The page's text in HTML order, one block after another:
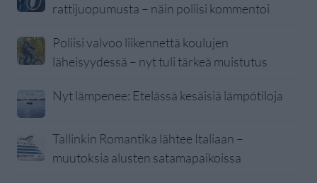
rattijuopumusta – näin poliisi kommentoi
Poliisi valvoo liikennettä koulujen
läheisyydessä – nyt tuli tärkeä muistutus
Nyt lämpenee: Etelässä kesäisiä lämpötiloja
Tallinkin Romantika lähtee Italiaan –
muutoksia alusten satamapaikoissa